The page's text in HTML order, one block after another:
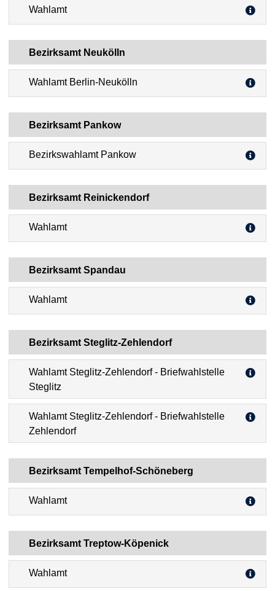
Wahlamt
Bezirksamt Neukölln
Wahlamt Berlin-Neukölln
Bezirksamt Pankow
Bezirkswahlamt Pankow
Bezirksamt Reinickendorf
Wahlamt
Bezirksamt Spandau
Wahlamt
Bezirksamt Steglitz-Zehlendorf
Wahlamt Steglitz-Zehlendorf - Briefwahlstelle
Steglitz
Wahlamt Steglitz-Zehlendorf - Briefwahlstelle
Zehlendorf
Bezirksamt Tempelhof-Schöneberg
Wahlamt
Bezirksamt Treptow-Köpenick
Wahlamt